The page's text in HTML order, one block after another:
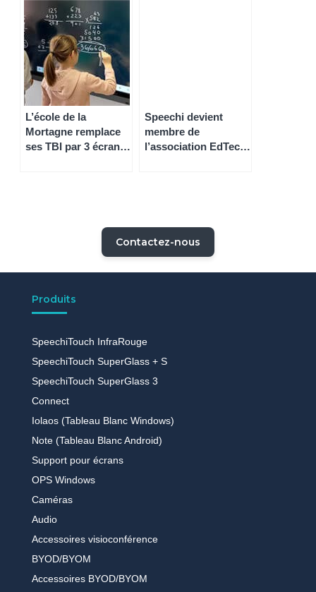
L’école de la
Mortagne remplace
ses TBI par 3 écrans
Speechi devient
membre de
l’association EdTech
Contactez-nous
Produits
SpeechiTouch InfraRouge
SpeechiTouch SuperGlass + S
SpeechiTouch SuperGlass 3
Connect
Iolaos (Tableau Blanc Windows)
Note (Tableau Blanc Android)
Support pour écrans
OPS Windows
Caméras
Audio
Accessoires visioconférence
BYOD/BYOM
Accessoires BYOD/BYOM